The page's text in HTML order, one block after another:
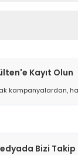
Kayıt Olun
kampanyalardan,
Bizi Takip